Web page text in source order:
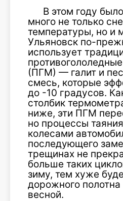
В этом году
много не только
температуры, но и
Ульяновск по-
использует
(ПГМ) — галит и
смесь, которые
до -10 градусов.
столбик
ниже, эти ПГМ
но процессы
колесами
последующего
трещинах не
больше таких
зиму, тем хуже
дорожного полотна
весной.